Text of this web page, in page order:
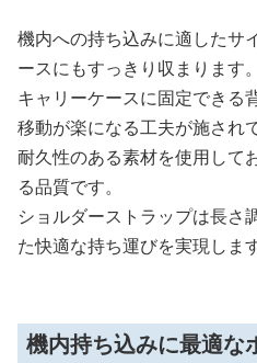
機内への持ち込みに適したサ
ースにもすっきり収まります。
キャリーケースに固定できる
移動が楽になる工夫が施され
耐久性のある素材を使用して
る品質です。
ショルダーストラップは長さ
た快適な持ち運びを実現します
機内持ち込みに最適な